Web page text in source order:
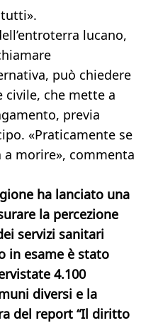
lucano,
può chiedere
civile, che mette a
previa
«Praticamente se
morire», commenta
ha lanciato una
la percezione
servizi sanitari
in esame è stato
4.100
diversi e la
del report “Il diritto